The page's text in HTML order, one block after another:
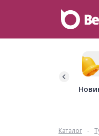
Каталог -